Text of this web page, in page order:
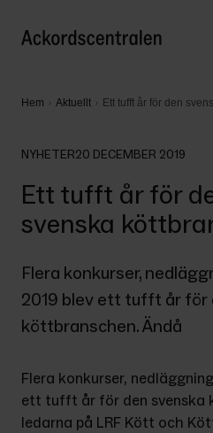
Hem Aktuellt Ett tufft år för den
NYHETER20 DECEMBER 2019
Ett tufft år för
svenska
Flera konkurser,
2019 blev ett tufft år för
köttbranschen. Ändå
Flera konkurser,
ett tufft år för den svenska
ledarna på LRF Kött och